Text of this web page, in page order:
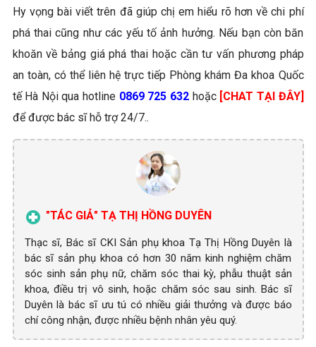
Hy vọng bài viết trên đã giúp chị em hiểu rõ hơn về chi phí
phá thai cũng như các yếu tố ảnh hưởng. Nếu bạn còn băn
khoăn về bảng giá phá thai hoặc cần tư vấn phương pháp
an toàn, có thể liên hệ trực tiếp Phòng khám Đa khoa Quốc
tế Hà Nội qua hotline 0869 725 632hoặc [CHAT TẠI ĐÂY]
để được bác sĩ hỗ trợ 24/7..
"TÁC GIẢ" TẠ THỊ HỒNG DUYÊN
Thạc sĩ, Bác sĩ CKI Sản phụ khoa Tạ Thị Hồng Duyên là
bác sĩ sản phụ khoa có hơn 30 năm kinh nghiệm chăm
sóc sinh sản phụ nữ, chăm sóc thai kỳ, phẫu thuật sản
khoa, điều trị vô sinh, hoặc chăm sóc sau sinh. Bác sĩ
Duyên là bác sĩ ưu tú có nhiều giải thưởng và được báo
chí công nhận, được nhiều bệnh nhân yêu quý.